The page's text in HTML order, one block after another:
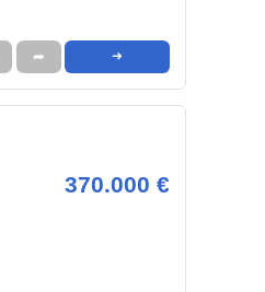
➦ ➜
370.000 €